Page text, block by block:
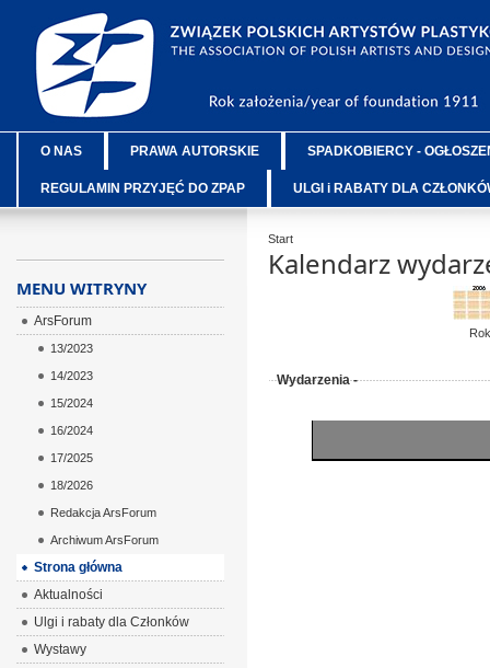
O NAS PRAWA AUTORSKIE SPADKOBIERCY -
REGULAMIN PRZYJĘĆ DO ZPAP ULGI i RABATY DLA
Start
Kalendarz
Rok
Wydarzenia -
MENU WITRYNY
ArsForum
13/2023
14/2023
15/2024
16/2024
17/2025
18/2026
Redakcja ArsForum
Archiwum ArsForum
Strona główna
Aktualności
Ulgi i rabaty dla Członków
Wystawy